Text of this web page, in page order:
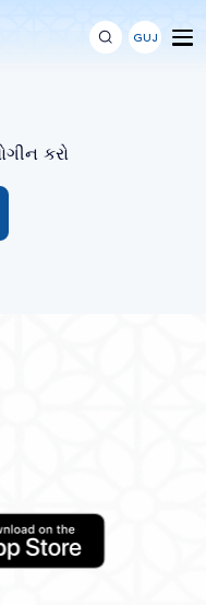
GUJ
કરો